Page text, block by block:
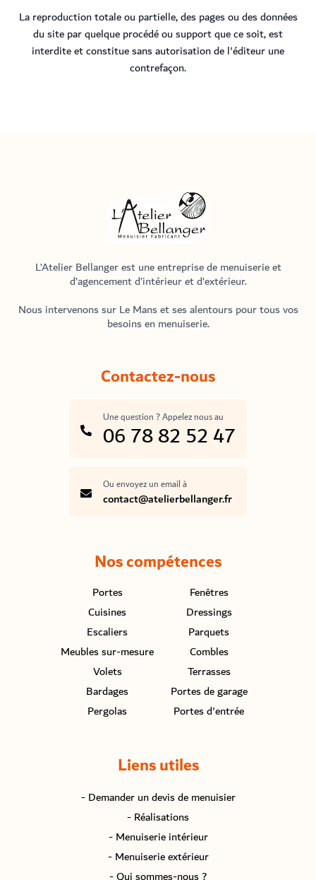
La reproduction totale ou partielle, des pages ou des données
du site par quelque procédé ou support que ce soit, est
interdite et constitue sans autorisation de l'éditeur une
contrefaçon.
Menuisier Atelier Bellanger
L’Atelier Bellanger est une entreprise de menuiserie et
d’agencement d’intérieur et d’extérieur.
Nous intervenons sur Le Mans et ses alentours pour tous vos
besoins en menuiserie.
Contactez-nous
Une question ? Appelez nous au
06 78 82 52 47
Ou envoyez un email à
contact@atelierbellanger.fr
Nos compétences
Portes
Fenêtres
Cuisines
Dressings
Escaliers
Parquets
Meubles sur-mesure
Combles
Volets
Terrasses
Bardages
Portes de garage
Pergolas
Portes d'entrée
Liens utiles
- Demander un devis de menuisier
- Réalisations
- Menuiserie intérieur
- Menuiserie extérieur